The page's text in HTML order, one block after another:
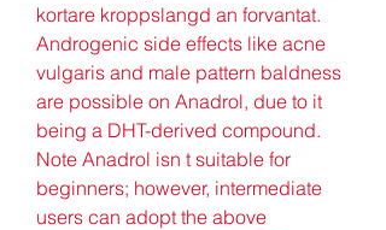
kortare kroppslangd an forvantat.
Androgenic side effects like acne
vulgaris and male pattern baldness
are possible on Anadrol, due to it
being a DHT-derived compound.
Note Anadrol isn t suitable for
beginners; however, intermediate
users can adopt the above